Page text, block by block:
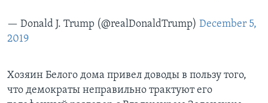
— Donald J. Trump (@realDonaldTrump) December 5,
2019
Хозяин Белого дома привел доводы в пользу того,
что демократы неправильно трактуют его